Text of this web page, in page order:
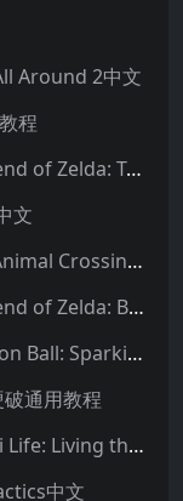
Around 2中文
程
塞尔达传说：王国之泪|The Legend of Zelda: Tears of the Kingdom中文
文
集合啦！动物森友会|动物之森|Animal Crossing: New Horizons中文
塞尔达传说：旷野之息|The Legend of Zelda: Breath of the Wild中文
七龙珠：电光炸裂！ZERO|Dragon Ball: Sparking! Zero中文
通用教程
朋友收集：梦想生活|Tomodachi Life: Living the Dream中文
中文